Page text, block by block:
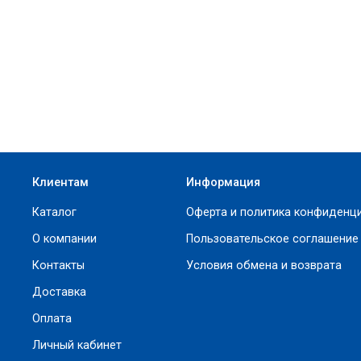
Клиентам
Каталог
О компании
Контакты
Доставка
Оплата
Личный кабинет
Информация
Оферта и политика
Пользовательское соглашение
Условия обмена и возврата